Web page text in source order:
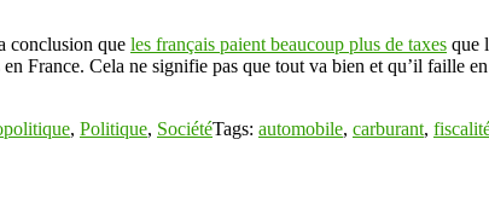
conclusion que les français paient beaucoup plus de taxes que
France. Cela ne signifie pas que tout va bien et qu’il faille
, Politique, SociétéTags: automobile, carburant,